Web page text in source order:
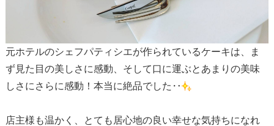
元ホテルのシェフパティシエが作られているケーキは、ま
ず見た目の美しさに感動、そして口に運ぶとあまりの美味
しさにさらに感動！本当に絶品でした‥
店主様も温かく、とても居心地の良い幸せな気持ちになれ